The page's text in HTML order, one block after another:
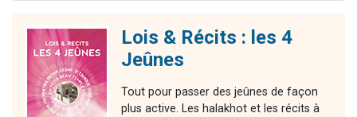
Lois & Récits : les 4
Jeûnes
Tout pour passer des jeûnes de façon
plus active. Les halakhot et les récits à